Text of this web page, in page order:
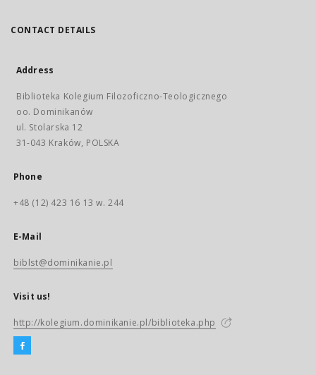
CONTACT DETAILS
Address
Biblioteka Kolegium Filozoficzno-Teologicznego
oo. Dominikanów
ul. Stolarska 12
31-043 Kraków, POLSKA
Phone
+48 (12) 423 16 13 w. 244
E-Mail
biblst@dominikanie.pl
Visit us!
http://kolegium.dominikanie.pl/biblioteka.php